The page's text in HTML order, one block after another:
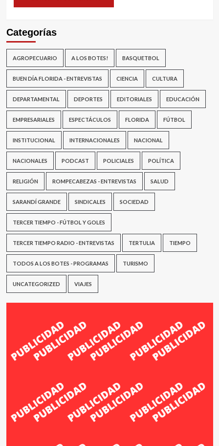
Categorías
AGROPECUARIO A LOS BOTES! BASQUETBOL
BUEN DÍA FLORIDA - ENTREVISTAS CIENCIA CULTURA
DEPARTAMENTAL DEPORTES EDITORIALES EDUCACIÓN
EMPRESARIALES ESPECTÁCULOS FLORIDA FÚTBOL
INSTITUCIONAL INTERNACIONALES NACIONAL
NACIONALES PODCAST POLICIALES POLÍTICA
RELIGIÓN ROMPECABEZAS - ENTREVISTAS SALUD
SARANDÍ GRANDE SINDICALES SOCIEDAD
TERCER TIEMPO - FÚTBOL Y GOLES
TERCER TIEMPO RADIO - ENTREVISTAS TERTULIA TIEMPO
TODOS A LOS BOTES - PROGRAMAS TURISMO
UNCATEGORIZED VIAJES